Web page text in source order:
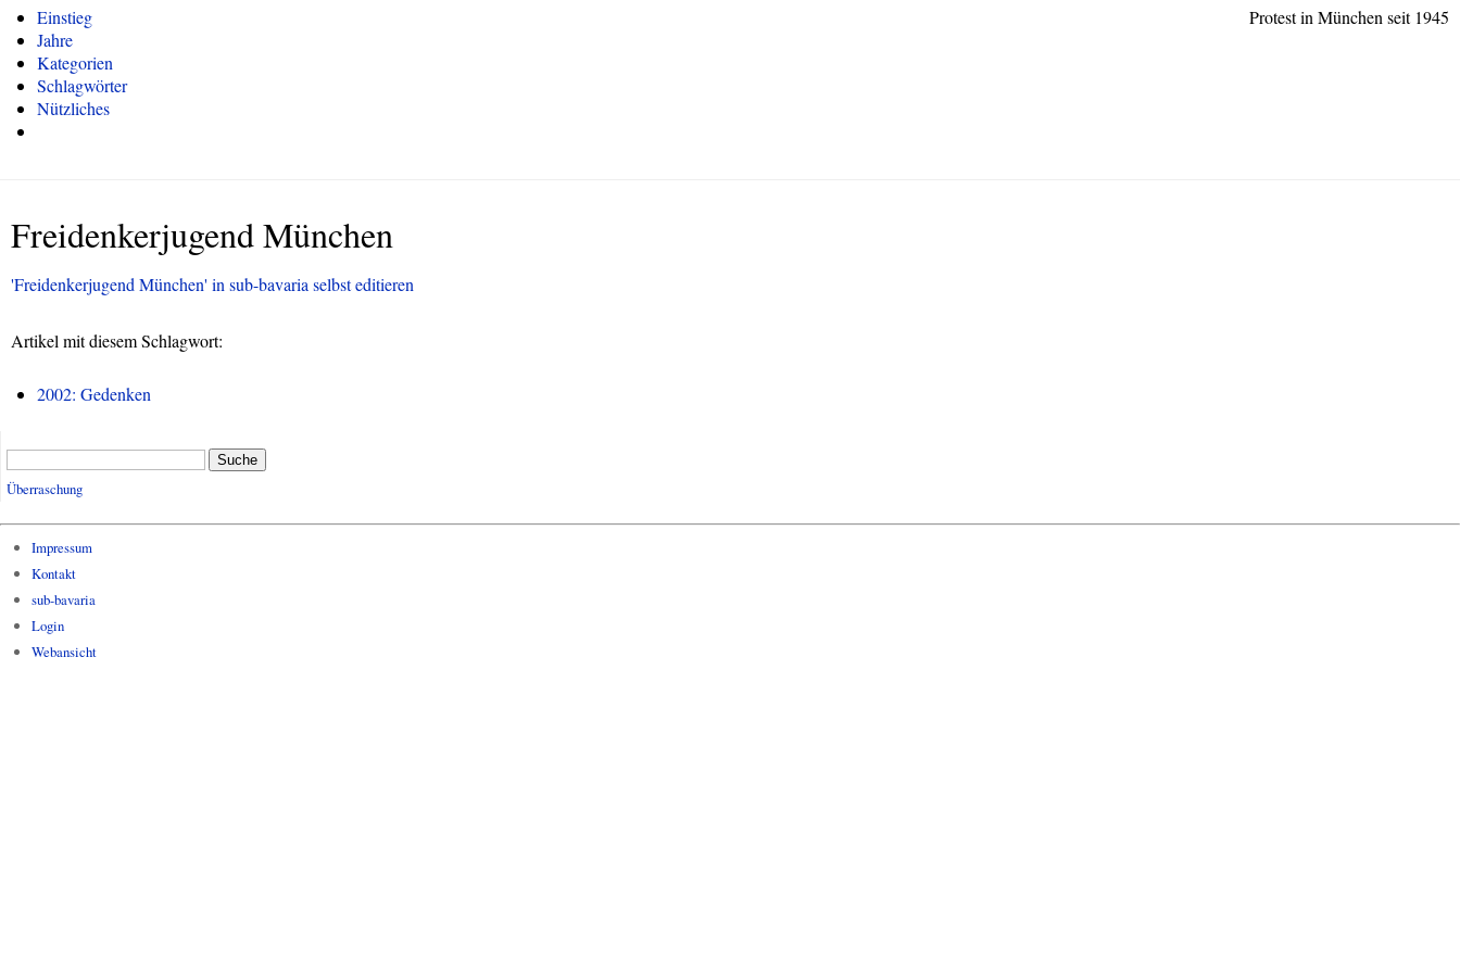
Protest in München seit 1945
Einstieg
Jahre
Kategorien
Schlagwörter
Nützliches
Freidenkerjugend München
'Freidenkerjugend München' in sub-bavaria selbst editieren
Artikel mit diesem Schlagwort:
2002: Gedenken
Suche
Überraschung
Impressum
Kontakt
sub-bavaria
Login
Webansicht